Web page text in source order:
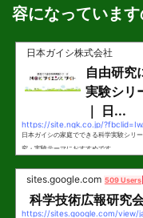
容になっていま
日本ガイシ株式会社
自由研究
実験シリ
｜ 日...
日本ガイシの家庭でできる科学実験シリ
究・実験テーマにおすすめです。
sites.google.com 509 Users
科学技術広報研究
https://sites.google.com/view/